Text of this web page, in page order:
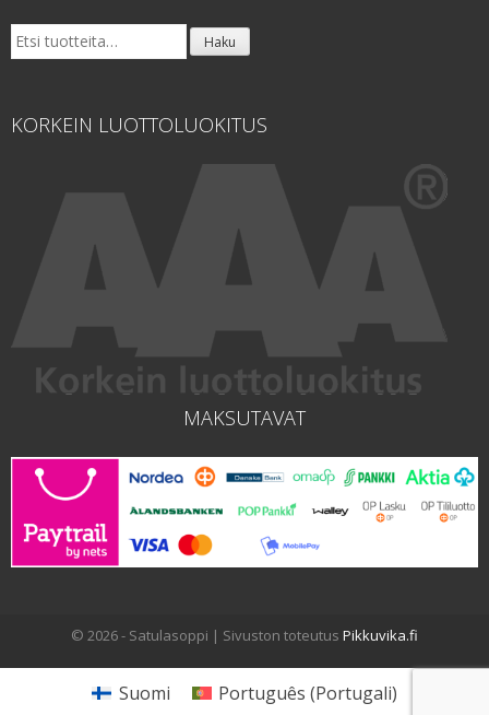
Etsi: Haku
KORKEIN LUOTTOLUOKITUS
MAKSUTAVAT
© 2026 - Satulasoppi | Sivuston toteutus Pikkuvika.fi
Suomi Português (Portugali)